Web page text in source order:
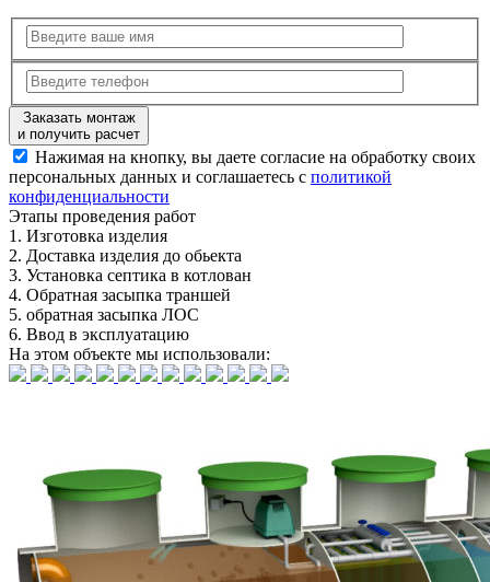
Заказать монтаж
и получить расчет
Нажимая на кнопку, вы даете согласие на обработку своих
персональных данных и соглашаетесь с политикой
конфиденциальности
Этапы проведения работ
1. Изготовка изделия
2. Доставка изделия до обьекта
3. Установка септика в котлован
4. Обратная засыпка траншей
5. обратная засыпка ЛОС
6. Ввод в эксплуатацию
На этом объекте мы использовали: